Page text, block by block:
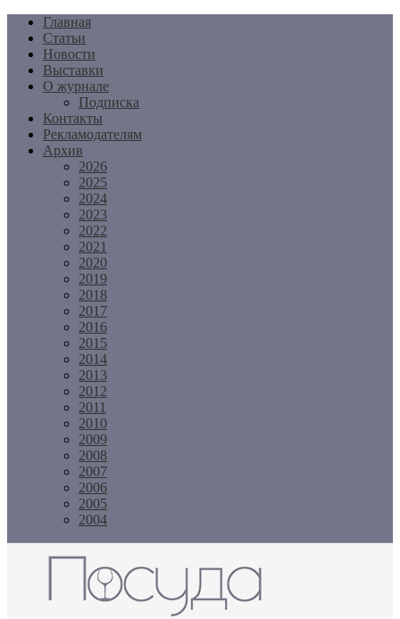
Перейти
содержимому
Главная
Статьи
Новости
Выставки
О журнале
Подписка
Контакты
Рекламодателям
Архив
2026
2025
2024
2023
2022
2021
2020
2019
2018
2017
2016
2015
2014
2013
2012
2011
2010
2009
2008
2007
2006
2005
2004